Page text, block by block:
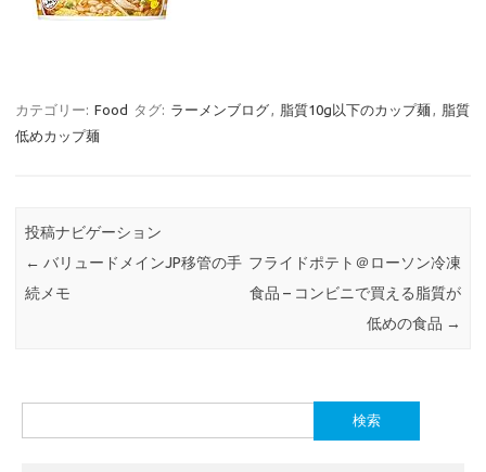
カテゴリー: Food タグ: ラーメンブログ, 脂質10g以下のカップ麺 , 脂質
低めカップ麺
投稿ナビゲーション
← バリュードメインJP移管の手
続メモ
フライドポテト＠ローソン冷凍
食品 – コンビニで買える脂質が
低めの食品 →
索: